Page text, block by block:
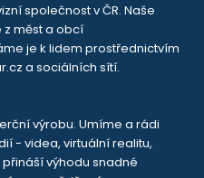
společnost v ČR. Naše
měst a obcí
je k lidem prostřednictvím
a sociálních sítí.
výrobu. Umíme a rádi
- videa, virtuální realitu,
výhodu snadné